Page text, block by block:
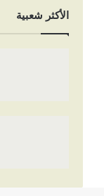
الأكثر شعبية